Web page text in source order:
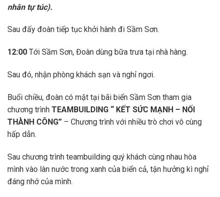
nhân tự túc).
Sau đấy đoàn tiếp tục khởi hành đi Sầm Sơn.
12:00 Tới Sầm Sơn, Đoàn dùng bữa trưa tại nhà hàng.
Sau đó, nhận phòng khách sạn và nghỉ ngơi.
Buổi chiều, đoàn có mặt tại bãi biển Sầm Sơn tham gia
chương trình TEAMBUILDING “ KẾT SỨC MẠNH – NỐI
THÀNH CÔNG” – Chương trình với nhiều trò chơi vô cùng
hấp dẫn.
Sau chương trình teambuilding quý khách cùng nhau hòa
mình vào làn nước trong xanh của biển cả, tận hưởng kì nghỉ
đáng nhớ của mình.